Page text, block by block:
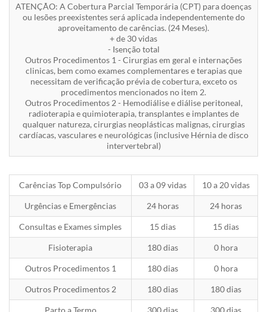
ATENÇÃO: A Cobertura Parcial Temporária (CPT) para doenças
ou lesões preexistentes será aplicada independentemente do
aproveitamento de carências. (24 Meses).
+ de 30 vidas
- Isenção total
Outros Procedimentos 1 - Cirurgias em geral e internações
clinicas, bem como exames complementares e terapias que
necessitam de verificação prévia de cobertura, exceto os
procedimentos mencionados no item 2.
Outros Procedimentos 2 - Hemodiálise e diálise peritoneal,
radioterapia e quimioterapia, transplantes e implantes de
qualquer natureza, cirurgias neoplásticas malignas, cirurgias
cardíacas, vasculares e neurológicas (inclusive Hérnia de disco
intervertebral)
Carências Top Compulsório 03 a 09 vidas 10 a 20 vidas
Urgências e Emergências 24 horas 24 horas
Consultas e Exames simples 15 dias 15 dias
Fisioterapia 180 dias 0 hora
Outros Procedimentos 1 180 dias 0 hora
Outros Procedimentos 2 180 dias 180 dias
Parto a Termo 300 dias 300 dias